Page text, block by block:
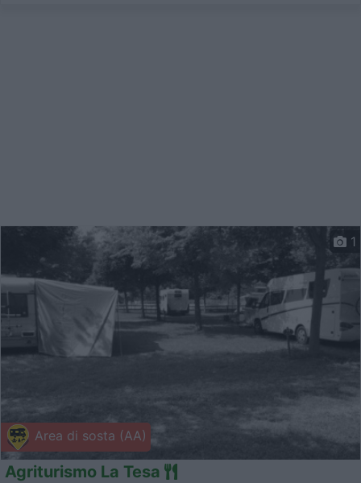
Area di sosta (AA)
1
Agriturismo La Tesa